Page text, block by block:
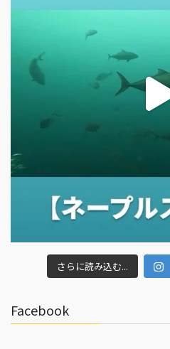
さらに読み込む...
Facebook